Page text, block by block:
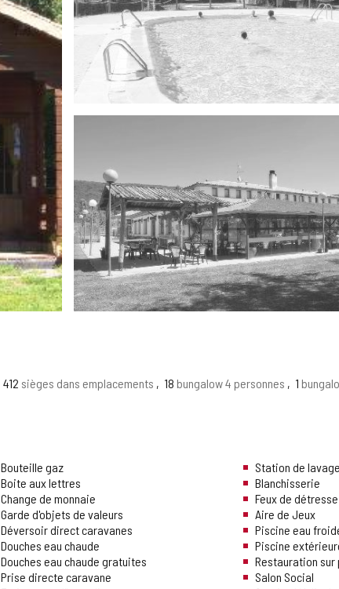
412 sièges dans emplacements 18 bungalow 4 personnes 1
Bouteille gaz
Boite aux lettres
Change de monnaie
Garde d'objets de valeurs
Déversoir direct caravanes
Douches eau chaude
Douches eau chaude gratuites
Prise directe caravane
Station de
Blanchisserie
Feux de détresse
Aire de Jeux
Piscine eau
Piscine
Restauration sur
Salon Social